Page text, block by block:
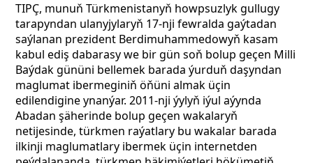
TIPÇ, munuň Türkmenistanyň howpsuzlyk gullugy
tarapyndan ulanyjylaryň 17-nji fewralda gaýtadan
saýlanan prezident Berdimuhammedowyň kasam
kabul ediş dabarasy we bir gün soň bolup geçen Milli
Baýdak gününi bellemek barada ýurduň daşyndan
maglumat ibermeginiň öňüni almak üçin
edilendigine ynanýar. 2011-nji ýylyň iýul aýynda
Abadan şäherinde bolup geçen wakalaryň
netijesinde, türkmen raýatlary bu wakalar barada
ilkinji maglumatlary ibermek üçin internetden